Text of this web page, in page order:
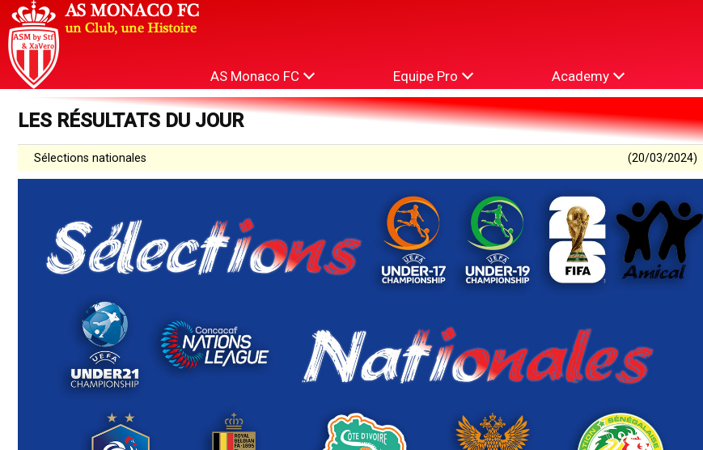
AS Monaco FC Equipe Pro Academy
LES RÉSULTATS DU JOUR
Sélections nationales (20/03/2024)